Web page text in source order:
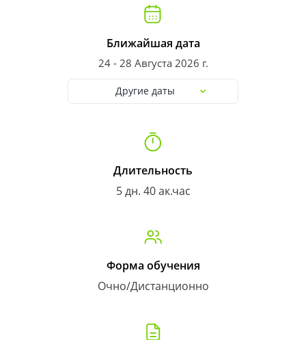
Ближайшая дата
24 - 28 Августа 2026 г.
Другие даты
Длительность
5 дн. 40 ак.час
Форма обучения
Очно/Дистанционно